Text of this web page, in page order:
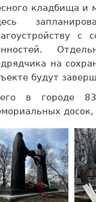
кладбища и
с
на
будут
в городе